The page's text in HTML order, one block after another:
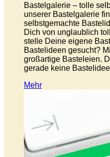
Bastelgalerie – tolle
unserer Bastelgalerie
selbstgemachte
Dich von unglaublich
stelle Deine eigene
Bastelideen gesucht?
großartige Basteleien.
gerade keine
Mehr